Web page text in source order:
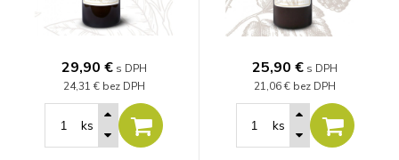
29,90 € s DPH
24,31 € bez DPH
ks
25,90 € s DPH
21,06 € bez DPH
ks